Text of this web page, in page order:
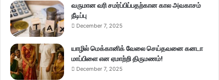
வருமான வரி சமர்ப்பிப்பதற்கான கால அவகாசம்
நீடிப்பு
December 7, 2025
யாழில் மெக்கானிக் வேலை செய்தவனை கனடா
மாப்பிளை என ஏமாற்றி திருமணம்!
December 7, 2025